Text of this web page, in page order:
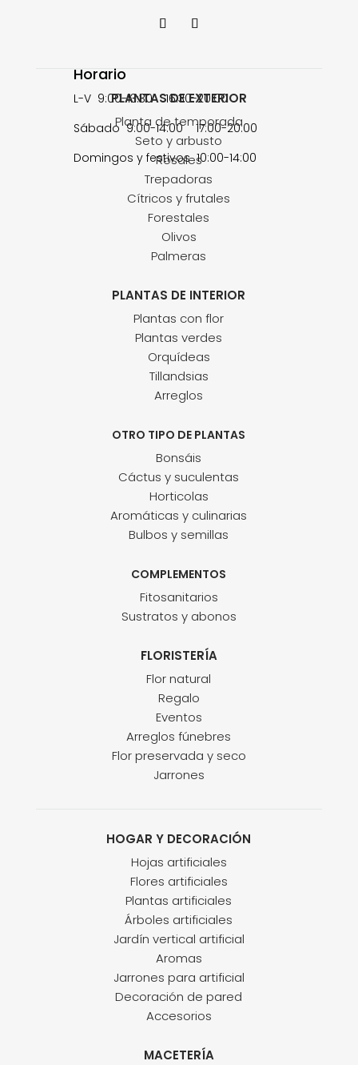
Horario
L-V 9:00-13:30 16:30-20:00
Sábado 9:00-14:00 17:00-20:00
Domingos y festivos 10:00-14:00
PLANTAS DE EXTERIOR
Planta de temporada
Seto y arbusto
Rosales
Trepadoras
Cítricos y frutales
Forestales
Olivos
Palmeras
PLANTAS DE INTERIOR
Plantas con flor
Plantas verdes
Orquídeas
Tillandsias
Arreglos
OTRO TIPO DE PLANTAS
Bonsáis
Cáctus y suculentas
Horticolas
Aromáticas y culinarias
Bulbos y semillas
COMPLEMENTOS
Fitosanitarios
Sustratos y abonos
FLORISTERÍA
Flor natural
Regalo
Eventos
Arreglos fúnebres
Flor preservada y seco
Jarrones
HOGAR Y DECORACIÓN
Hojas artificiales
Flores artificiales
Plantas artificiales
Árboles artificiales
Jardín vertical artificial
Aromas
Jarrones para artificial
Decoración de pared
Accesorios
MACETERÍA